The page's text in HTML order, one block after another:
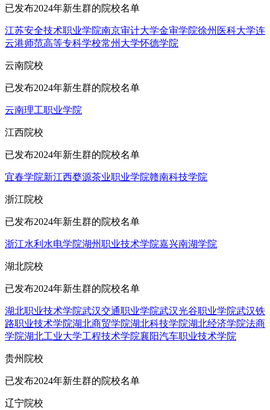
已发布2024年新生群的院校名单
江苏安全技术职业学院南京审计大学金审学院徐州医科大学连
云港师范高等专科学校常州大学怀德学院
云南院校
已发布2024年新生群的院校名单
云南理工职业学院
江西院校
已发布2024年新生群的院校名单
宜春学院新江西婺源茶业职业学院赣南科技学院
浙江院校
已发布2024年新生群的院校名单
浙江水利水电学院湖州职业技术学院嘉兴南湖学院
湖北院校
已发布2024年新生群的院校名单
湖北职业技术学院武汉交通职业学院武汉光谷职业学院武汉铁
路职业技术学院湖北商贸学院湖北科技学院湖北经济学院法商
学院湖北工业大学工程技术学院襄阳汽车职业技术学院
贵州院校
已发布2024年新生群的院校名单
辽宁院校